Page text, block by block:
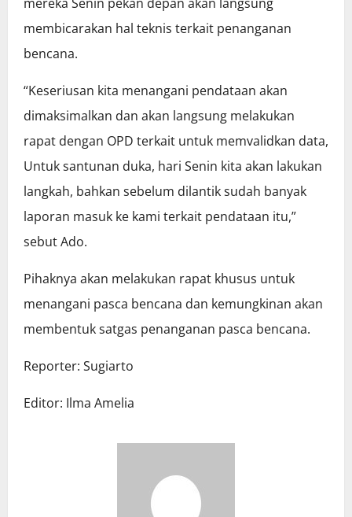
membicarakan hal teknis terkait penanganan
bencana.
“Keseriusan kita menangani pendataan akan
dimaksimalkan dan akan langsung melakukan
rapat dengan OPD terkait untuk memvalidkan data,
Untuk santunan duka, hari Senin kita akan lakukan
langkah, bahkan sebelum dilantik sudah banyak
laporan masuk ke kami terkait pendataan itu,”
sebut Ado.
Pihaknya akan melakukan rapat khusus untuk
menangani pasca bencana dan kemungkinan akan
membentuk satgas penanganan pasca bencana.
Reporter: Sugiarto
Editor: Ilma Amelia